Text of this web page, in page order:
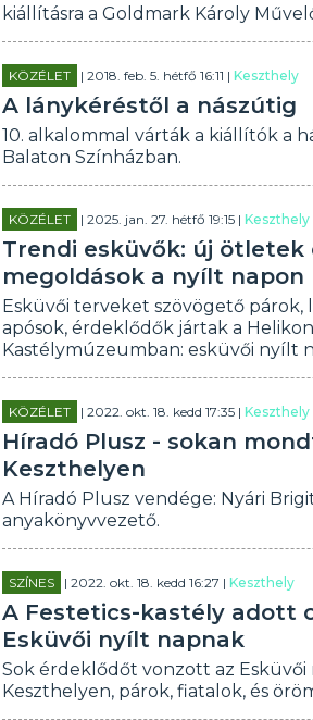
kiállításra a Goldmark Károly
KÖZÉLET | 2018. feb. 5. hétfő 16:11 |Keszthely
A lánykéréstől a nászútig
10. alkalommal várták a kiállítók a
Balaton Színházban.
KÖZÉLET | 2025. jan. 27. hétfő 19:15 |Keszthely
Trendi esküvők: új ötletek
megoldások a nyílt napon
Esküvői terveket szövögető párok,
apósok, érdeklődők jártak a Helikon
Kastélymúzeumban: esküvői nyílt
KÖZÉLET | 2022. okt. 18. kedd 17:35 |Keszthely
Híradó Plusz - sokan
Keszthelyen
A Híradó Plusz vendége: Nyári
anyakönyvvezető.
SZÍNES | 2022. okt. 18. kedd 16:27 |Keszthely
A Festetics-kastély adott
Esküvői nyílt napnak
Sok érdeklődőt vonzott az
Keszthelyen, párok, fiatalok, és